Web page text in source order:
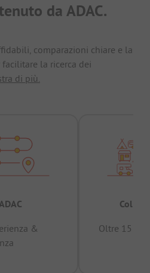
da ADAC.
comparazioni chiare e la
facilitare la ricerca dei
di più.
&
Oltre 15